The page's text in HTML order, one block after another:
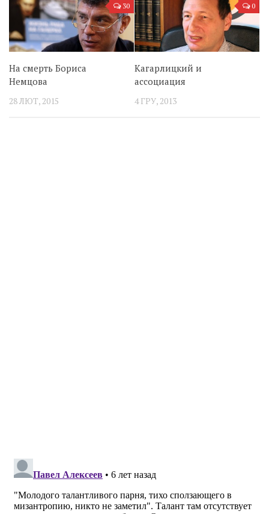
30
На смерть Бориса
Немцова
28 ЛЮТ, 2015
0
Кагарлицкий и
ассоциация
4 ГРУ, 2013